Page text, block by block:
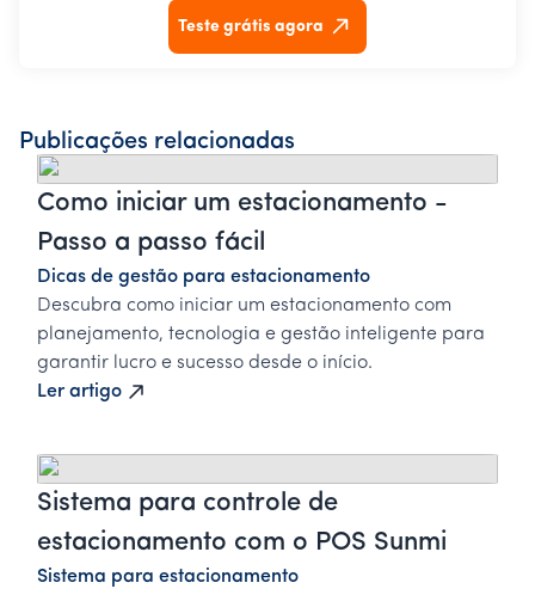
Teste grátis agora
Publicações relacionadas
Como iniciar um estacionamento -
Passo a passo fácil
Dicas de gestão para estacionamento
Descubra como iniciar um estacionamento com
planejamento, tecnologia e gestão inteligente para
garantir lucro e sucesso desde o início.
Ler artigo
Sistema para controle de
estacionamento com o POS Sunmi
Sistema para estacionamento